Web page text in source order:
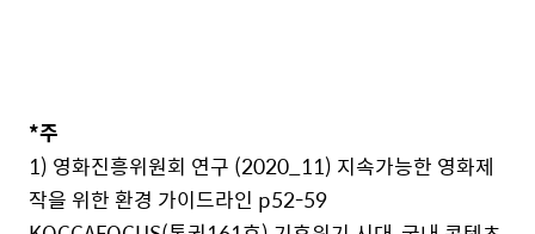
*주
1) 영화진흥위원회 연구 (2020_11) 지속가능한 영화제
작을 위한 환경 가이드라인 p52-59